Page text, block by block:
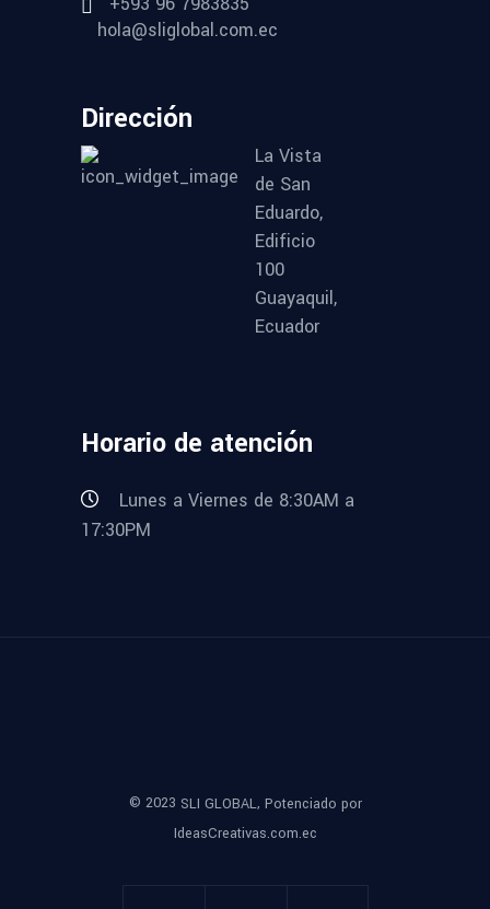
hola@sliglobal.com.ec
Dirección
La Vista
de San
Eduardo,
Edificio
100
Guayaquil,
Ecuador
Horario de atención
Lunes a Viernes de 8:30AM a
17:30PM
© 2023 SLI GLOBAL, Potenciado por
IdeasCreativas.com.ec